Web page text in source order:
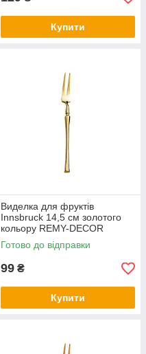
Купити
Виделка для фруктів
Innsbruck 14,5 см золотого
кольору REMY-DECOR
Готово до відправки
99 ₴
Купити